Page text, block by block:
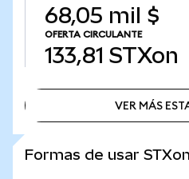
68,05 mil $
OFERTA CIRCULANTE
133,81 STXon
VER MÁS
Formas de usar